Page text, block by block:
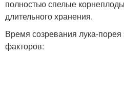
полностью спелые
длительного хранения.
Время созревания лука-порея
факторов: